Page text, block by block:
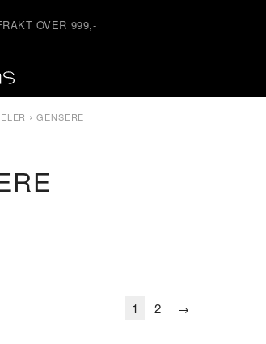
OVER 999,-
› GENSERE
1 2 →